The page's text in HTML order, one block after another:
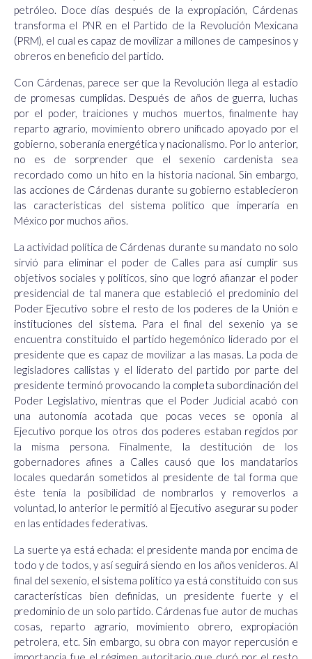
petróleo. Doce días después de la expropiación, Cárdenas
transforma el PNR en el Partido de la Revolución Mexicana
(PRM), el cual es capaz de movilizar a millones de campesinos y
obreros en beneficio del partido.
Con Cárdenas, parece ser que la Revolución llega al estadio
de promesas cumplidas. Después de años de guerra, luchas
por el poder, traiciones y muchos muertos, finalmente hay
reparto agrario, movimiento obrero unificado apoyado por el
gobierno, soberanía energética y nacionalismo. Por lo anterior,
no es de sorprender que el sexenio cardenista sea
recordado como un hito en la historia nacional. Sin embargo,
las acciones de Cárdenas durante su gobierno establecieron
las características del sistema político que imperaría en
México por muchos años.
La actividad política de Cárdenas durante su mandato no solo
sirvió para eliminar el poder de Calles para así cumplir sus
objetivos sociales y políticos, sino que logró afianzar el poder
presidencial de tal manera que estableció el predominio del
Poder Ejecutivo sobre el resto de los poderes de la Unión e
instituciones del sistema. Para el final del sexenio ya se
encuentra constituido el partido hegemónico liderado por el
presidente que es capaz de movilizar a las masas. La poda de
legisladores callistas y el liderato del partido por parte del
presidente terminó provocando la completa subordinación del
Poder Legislativo, mientras que el Poder Judicial acabó con
una autonomía acotada que pocas veces se oponía al
Ejecutivo porque los otros dos poderes estaban regidos por
la misma persona. Finalmente, la destitución de los
gobernadores afines a Calles causó que los mandatarios
locales quedarán sometidos al presidente de tal forma que
éste tenía la posibilidad de nombrarlos y removerlos a
voluntad, lo anterior le permitió al Ejecutivo asegurar su poder
en las entidades federativas.
La suerte ya está echada: el presidente manda por encima de
todo y de todos, y así seguirá siendo en los años venideros. Al
final del sexenio, el sistema político ya está constituido con sus
características bien definidas, un presidente fuerte y el
predominio de un solo partido. Cárdenas fue autor de muchas
cosas, reparto agrario, movimiento obrero, expropiación
petrolera, etc. Sin embargo, su obra con mayor repercusión e